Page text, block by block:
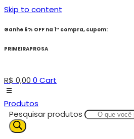
Skip to content
Ganhe 6% OFF na 1ª compra, cupom:
PRIMEIRAPROSA
R$ 0,00 0 Cart
Produtos
Pesquisar produtos